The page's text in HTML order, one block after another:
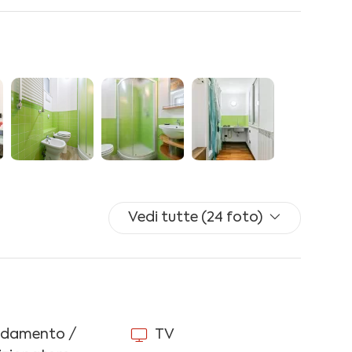
al balcone.
interno)
scrivania.
autonomo, lavatrice, ferro ed asse da
di tutti gli ospiti
Vedi tutte (24 foto)
/
TV